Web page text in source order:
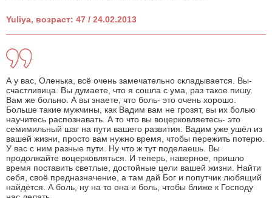
Yuliya, возраст: 47 / 24.02.2013
А у вас, Оленька, всё очень замечательно складывается. Вы-
счастливица. Вы думаете, что я сошла с ума, раз такое пишу.
Вам же больно. А вы знаете, что боль- это очень хорошо.
Больше такие мужчины, как Вадим вам не грозят, вы их болью
научитесь распознавать. А то что вы воцерковляетесь- это
семимильный шаг на пути вашего развития. Вадим уже ушёл из
вашей жизни, просто вам нужно время, чтобы пережить потерю.
У вас с ним разные пути. Ну что ж тут поделаешь. Вы
продолжайте воцерковляться. И теперь, наверное, пришло
время поставить светлые, достойные цели вашей жизни. Найти
себя, своё предназначение, а там дай Бог и попутчик любящий
найдётся. А боль, ну на то она и боль, чтобы ближе к Господу